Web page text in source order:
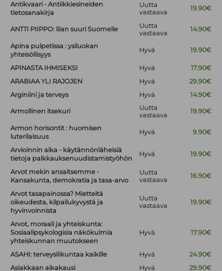
Antikvaari - Antiikkiesineiden
tietosanakirja
Uutta
vastaava
19.90€
ANTTI PIIPPO: liian suuri Suomelle
Uutta
vastaava
14.90€
Apina pulpetissa : ysiluokan
yhteisöllisyys
Hyvä 19.90€
APINASTA IHMISEKSI Hyvä
17.90€
ARABIAA YLI RAJOJEN
Hyvä
29.90€
Arginiini ja terveys
Hyvä 14.90€
Armollinen itsekuri
Uutta
vastaava
19.90€
Armon horisontit : huomisen
luterilaisuus
Hyvä 9.90€
Arvioinnin aika - käytännönläheisiä
tietoja palkkauksenuudistamistyöhön
Hyvä 19.90€
Arvot mekin ansaitsemme -
Kansakunta, demokratia ja tasa-arvo
Uutta
vastaava
16.90€
Arvot tasapainossa? Mietteitä
oikeudesta, kilpailukyvystä ja
hyvinvoinnista
Uutta
vastaava
19.90€
Arvot, moraali ja yhteiskunta:
Sosiaalipsykologisia näkökulmia
yhteiskunnan muutokseen
Hyvä 17.90€
ASAHI: terveysliikuntaa kaikille Hyvä
24.90€
Asiakkaan aikakausi
Hyvä
29.90€